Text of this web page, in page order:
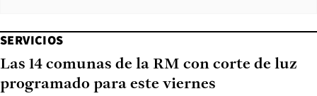
SERVICIOS
Las 14 comunas de la RM con corte de luz
programado para este viernes